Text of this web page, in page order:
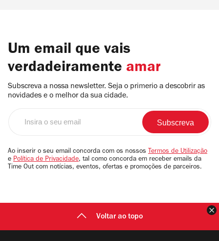
Um email que vais
verdadeiramente amar
Subscreva a nossa newsletter. Seja o primerio a descobrir as
novidades e o melhor da sua cidade.
email
Ao inserir o seu email concorda com os nossos Termos de Utilização
e Política de Privacidade, tal como concorda em receber emails da
Time Out com notícias, eventos, ofertas e promoções de parceiros.
Voltar ao topo